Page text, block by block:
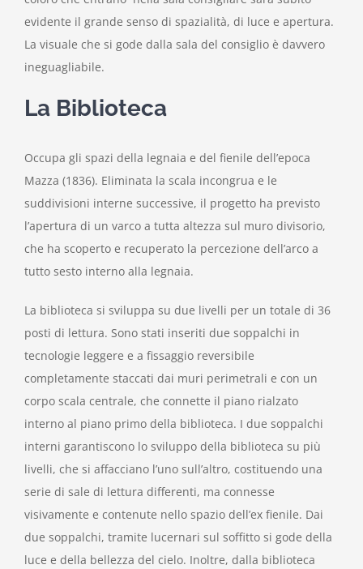
evidente il grande senso di spazialità, di luce e apertura.
La visuale che si gode dalla sala del consiglio è davvero
ineguagliabile.
La Biblioteca
Occupa gli spazi della legnaia e del fienile dell’epoca
Mazza (1836). Eliminata la scala incongrua e le
suddivisioni interne successive, il progetto ha previsto
l’apertura di un varco a tutta altezza sul muro divisorio,
che ha scoperto e recuperato la percezione dell’arco a
tutto sesto interno alla legnaia.
La biblioteca si sviluppa su due livelli per un totale di 36
posti di lettura. Sono stati inseriti due soppalchi in
tecnologie leggere e a fissaggio reversibile
completamente staccati dai muri perimetrali e con un
corpo scala centrale, che connette il piano rialzato
interno al piano primo della biblioteca. I due soppalchi
interni garantiscono lo sviluppo della biblioteca su più
livelli, che si affacciano l’uno sull’altro, costituendo una
serie di sale di lettura differenti, ma connesse
visivamente e contenute nello spazio dell’ex fienile. Dai
due soppalchi, tramite lucernari sul soffitto si gode della
luce e della bellezza del cielo. Inoltre, dalla biblioteca